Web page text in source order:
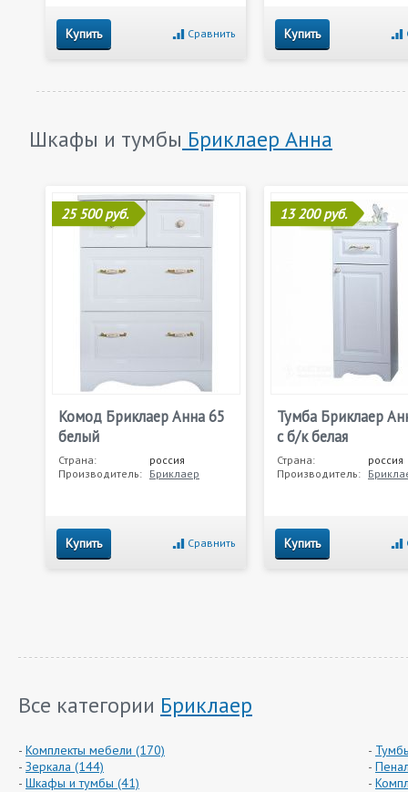
Купить Сравнить Купить
Шкафы и тумбы Бриклаер Анна
25 500 руб.
Комод Бриклаер Анна 65
белый
Страна:
россия
Производитель: Бриклаер
Купить Сравнить
13 200 руб.
Тумба Бриклаер
с б/к белая
Страна:
россия
Производитель:
Купить
Все категории Бриклаер
Комплекты мебели (170)
Зеркала (144)
Шкафы и тумбы (41)